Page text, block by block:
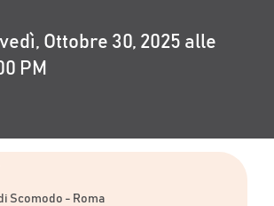
Ottobre 30, 2025 alle
PM
Scomodo - Roma